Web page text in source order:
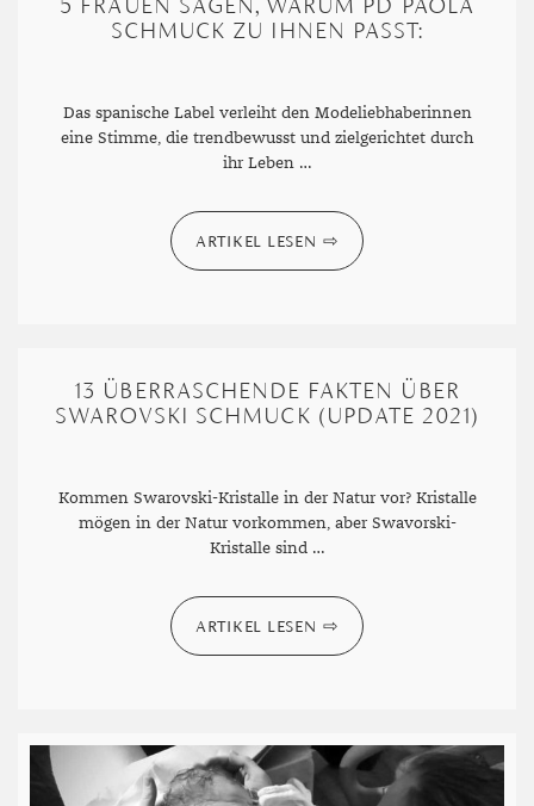
ZIRKON
5 FRAUEN SAGEN, WARUM PD PAOLA
SCHMUCK ZU IHNEN PASST:
Das spanische Label verleiht den Modeliebhaberinnen
eine Stimme, die trendbewusst und zielgerichtet durch
ihr Leben …
ARTIKEL LESEN
13 ÜBERRASCHENDE FAKTEN ÜBER
SWAROVSKI SCHMUCK (UPDATE 2021)
Kommen Swarovski-Kristalle in der Natur vor? Kristalle
mögen in der Natur vorkommen, aber Swavorski-
Kristalle sind …
ARTIKEL LESEN